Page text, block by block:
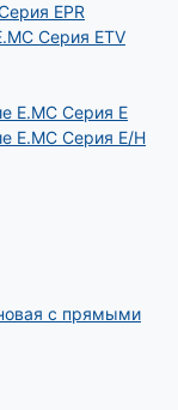
EPR
Серия ETV
E.MC Серия E
E.MC Серия E/H
с прямыми